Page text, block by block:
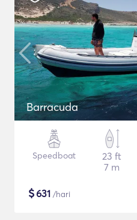
Barracuda
Speedboat
23 ft
7 m
$631 /hari